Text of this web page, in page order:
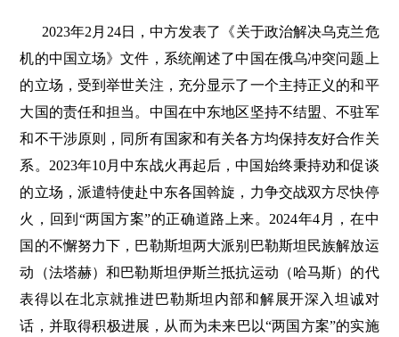
2023年2月24日，中方发表了《关于政治解决乌克兰危
机的中国立场》文件，系统阐述了中国在俄乌冲突问题上
的立场，受到举世关注，充分显示了一个主持正义的和平
大国的责任和担当。中国在中东地区坚持不结盟、不驻军
和不干涉原则，同所有国家和有关各方均保持友好合作关
系。2023年10月中东战火再起后，中国始终秉持劝和促谈
的立场，派遣特使赴中东各国斡旋，力争交战双方尽快停
火，回到“两国方案”的正确道路上来。2024年4月，在中
国的不懈努力下，巴勒斯坦两大派别巴勒斯坦民族解放运
动（法塔赫）和巴勒斯坦伊斯兰抵抗运动（哈马斯）的代
表得以在北京就推进巴勒斯坦内部和解展开深入坦诚对
话，并取得积极进展，从而为未来巴以“两国方案”的实施